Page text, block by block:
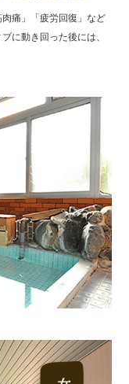
痛」「疲労回復」など
に動き回った後には、